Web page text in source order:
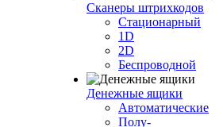
Сканеры штрихкодов
Стационарный
1D
2D
Беспроводной
Денежные ящики
Автоматические
Полу-